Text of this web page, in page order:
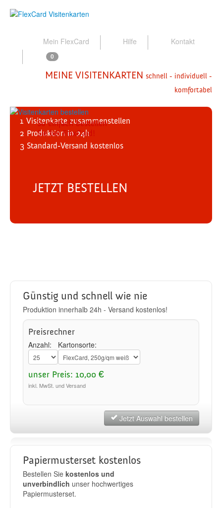
Mein FlexCard Hilfe Kontakt
0
MEINE VISITENKARTEN schnell - individuell -
komfortabel
So einfach bestellen
Sie bei FlexCard!
1 Visitenkarte zusammenstellen
2 Produktionin 24h
3 Standard-Versand kostenlos
JETZT BESTELLEN
Günstig und schnell wie nie
Produktion innerhalb 24h - Versand kostenlos!
Preisrechner
Anzahl: Kartonsorte:
unser Preis: 10,00 €
inkl. MwSt. und Versand
Jetzt Auswahl bestellen
Papiermusterset kostenlos
Bestellen Sie kostenlos und
unverbindlich unser hochwertiges
Papiermusterset.